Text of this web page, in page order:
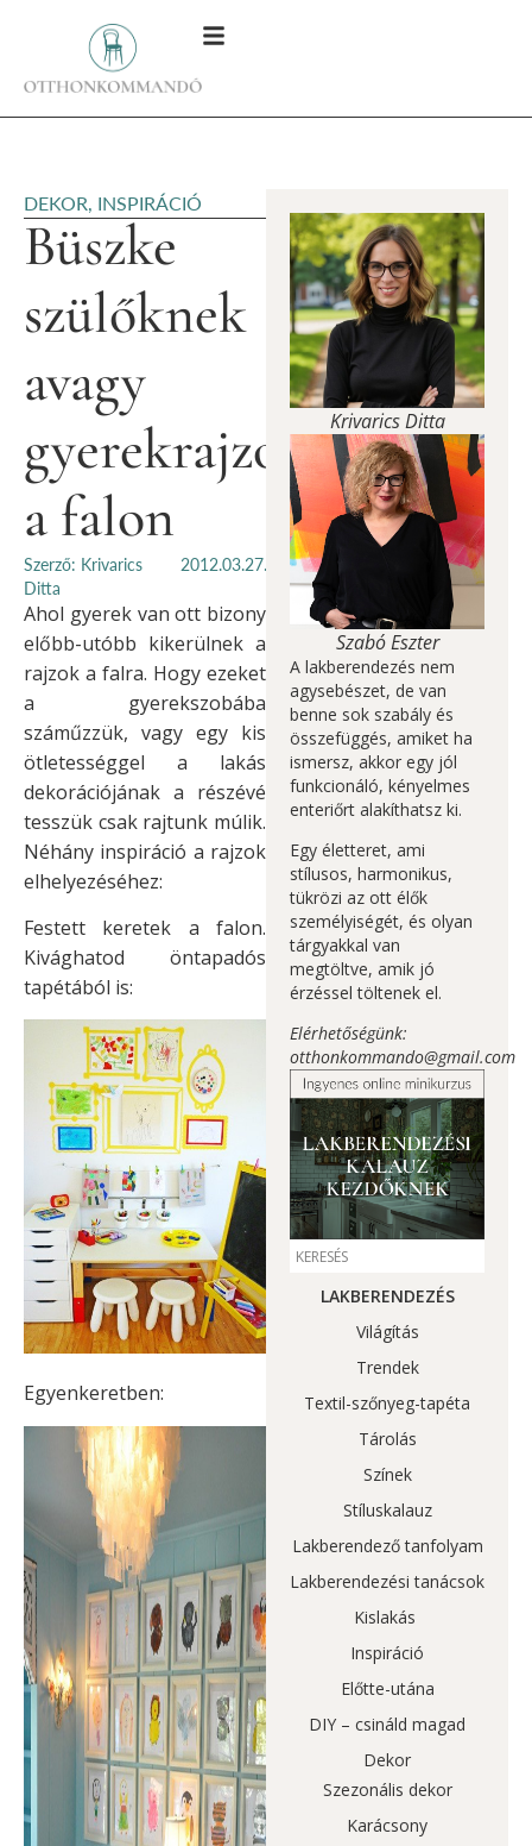
DEKOR INSPIRÁCIÓ
Büszke
szülőknek
avagy
gyerekrajzok
a falon
Szerző: Krivarics
Ditta
2012.03.27.
Ahol gyerek van ott bizony
előbb-utóbb kikerülnek a
rajzok a falra. Hogy ezeket
a gyerekszobába
száműzzük, vagy egy kis
ötletességgel a lakás
dekorációjának a részévé
tesszük csak rajtunk múlik.
Néhány inspiráció a rajzok
elhelyezéséhez:
Festett keretek a falon.
Kivághatod öntapadós
tapétából is:
Egyenkeretben:
Krivarics Ditta
Szabó Eszter
A lakberendezés nem
agysebészet, de van
benne sok szabály és
összefüggés, amiket ha
ismersz, akkor egy jól
funkcionáló, kényelmes
enteriőrt alakíthatsz ki.
Egy életteret, ami
stílusos, harmonikus,
tükrözi az ott élők
személyiségét, és olyan
tárgyakkal van
megtöltve, amik jó
érzéssel töltenek el.
Elérhetőségünk:
otthonkommando@gmail.com
LAKBERENDEZÉS
Világítás
Trendek
Textil-szőnyeg-tapéta
Tárolás
Színek
Stíluskalauz
Lakberendező tanfolyam
Lakberendezési tanácsok
Kislakás
Inspiráció
Előtte-utána
DIY – csináld magad
Dekor
Szezonális dekor
Karácsony